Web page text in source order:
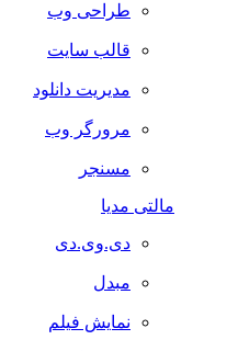
طراحی وب
قالب سایت
مدیریت دانلود
مرورگر وب
مسنجر
مالتی مدیا
دی.وی.دی
مبدل
نمایش فیلم